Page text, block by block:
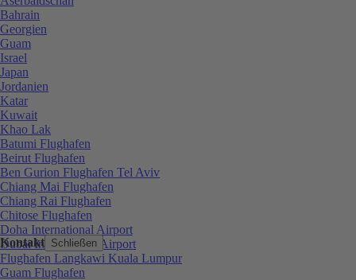
Kontakt Schließen
Bahrain
Georgien
Guam
Israel
Japan
Jordanien
Katar
Kuwait
Khao Lak
Batumi Flughafen
Beirut Flughafen
Ben Gurion Flughafen Tel Aviv
Chiang Mai Flughafen
Chiang Rai Flughafen
Chitose Flughafen
Doha International Airport
Dubai International Airport
Flughafen Langkawi Kuala Lumpur
Guam Flughafen